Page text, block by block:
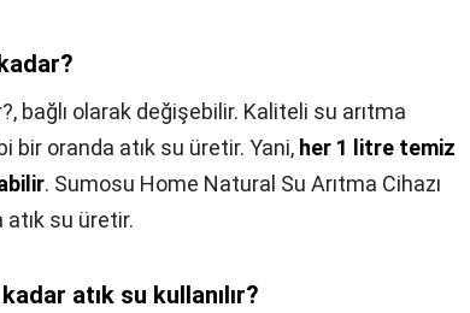
bağlı olarak değişebilir. Kaliteli su arıtma
bir oranda atık su üretir. Yani, her 1 litre temiz
. Sumosu Home Natural Su Arıtma Cihazı
atık su üretir.
atık su kullanılır?